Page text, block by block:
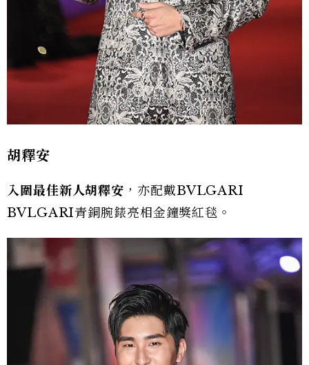
胡釋安
入圍最佳新人胡釋安 ，亦配戴BVLGARI
BVLGARI青銅腕錶亮相金鐘獎紅毯。